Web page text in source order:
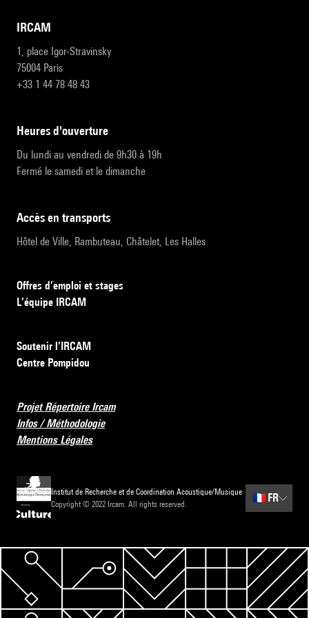
IRCAM
1, place Igor-Stravinsky
75004 Paris
+33 1 44 78 48 43
heures d'ouverture
Du lundi au vendredi de 9h30 à 19h
Fermé le samedi et le dimanche
accès en transports
Hôtel de Ville, Rambuteau, Châtelet, Les Halles
Offres d’emploi et stages
L’équipe IRCAM
Soutenir l’IRCAM
Centre Pompidou
Projet Répertoire Ircam
Infos / Méthodologie
Mentions Légales
Institut de Recherche et de Coordination Acoustique/Musique
Copyright © 2022 Ircam. All rights reserved.
🇫🇷 FR